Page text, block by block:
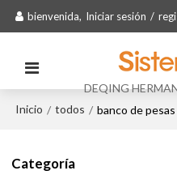
bienvenida, Iniciar sesión /
DEQING
Inicio / todos / banco de
Categoría